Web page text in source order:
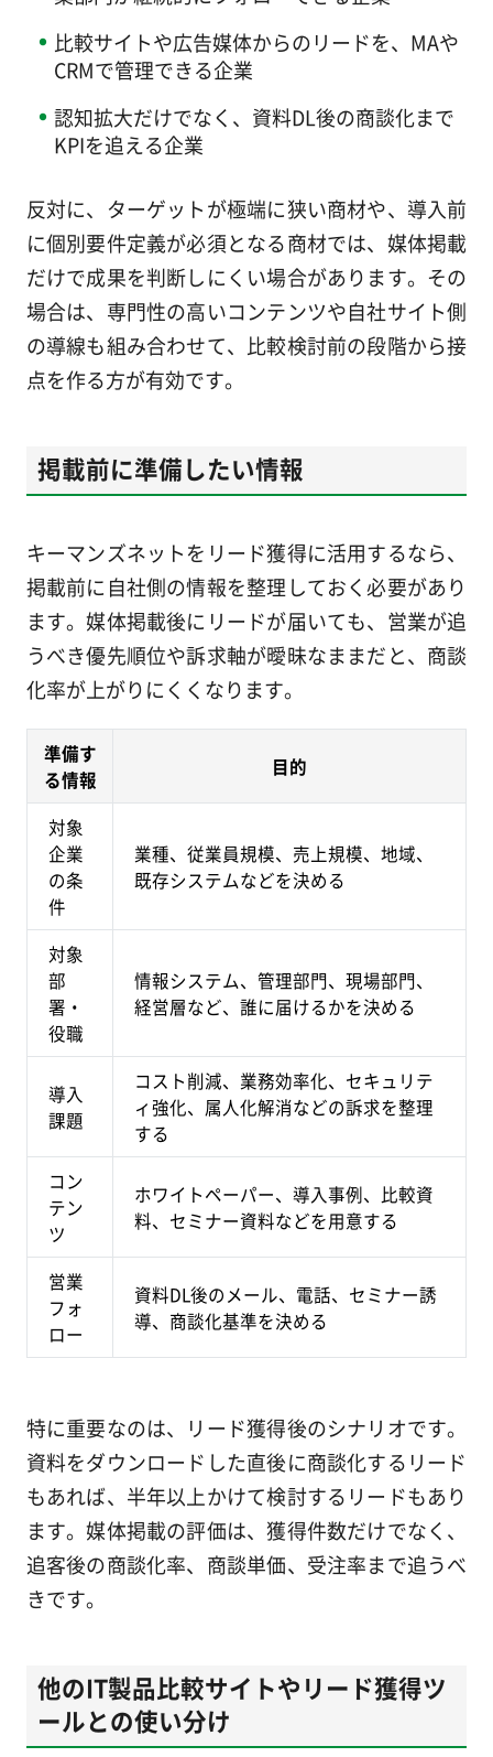
比較サイトや広告媒体からのリードを、MAや
CRMで管理できる企業
認知拡大だけでなく、資料DL後の商談化まで
KPIを追える企業
反対に、ターゲットが極端に狭い商材や、導入前
に個別要件定義が必須となる商材では、媒体掲載
だけで成果を判断しにくい場合があります。その
場合は、専門性の高いコンテンツや自社サイト側
の導線も組み合わせて、比較検討前の段階から接
点を作る方が有効です。
掲載前に準備したい情報
キーマンズネットをリード獲得に活用するなら、
掲載前に自社側の情報を整理しておく必要があり
ます。媒体掲載後にリードが届いても、営業が追
うべき優先順位や訴求軸が曖昧なままだと、商談
化率が上がりにくくなります。
準備す
る情報
目的
対象
企業
の条
件
業種、従業員規模、売上規模、地域、
既存システムなどを決める
対象
部
署・
役職
情報システム、管理部門、現場部門、
経営層など、誰に届けるかを決める
導入
課題
コスト削減、業務効率化、セキュリテ
ィ強化、属人化解消などの訴求を整理
する
コン
テン
ツ
ホワイトペーパー、導入事例、比較資
料、セミナー資料などを用意する
営業
フォ
ロー
資料DL後のメール、電話、セミナー誘
導、商談化基準を決める
特に重要なのは、リード獲得後のシナリオです。
資料をダウンロードした直後に商談化するリード
もあれば、半年以上かけて検討するリードもあり
ます。媒体掲載の評価は、獲得件数だけでなく、
追客後の商談化率、商談単価、受注率まで追うべ
きです。
他のIT製品比較サイトやリード獲得ツ
ールとの使い分け